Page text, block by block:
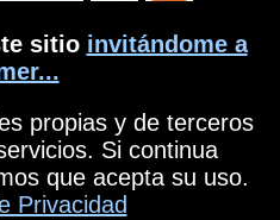
sitio invitándome a
propias y de terceros
Si continua
que acepta su uso.
Privacidad